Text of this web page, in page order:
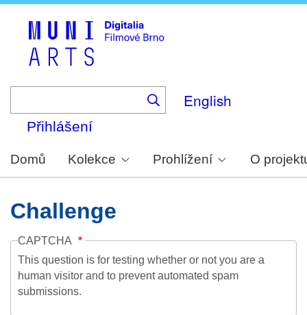
English
Přihlášení
Domů Kolekce Prohlížení O
Challenge
CAPTCHA
This question is for testing whether or not you are a
human visitor and to prevent automated spam
submissions.